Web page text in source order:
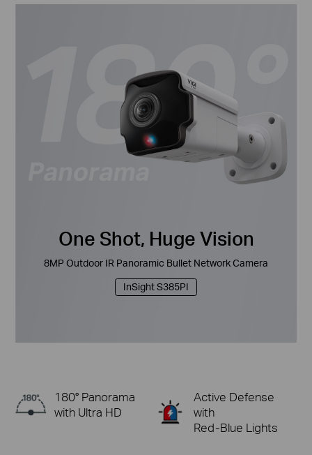
One Shot, Huge Vision
8MP Outdoor IR Panoramic Bullet Network Camera
InSight S385PI
180° Panorama
with Ultra HD
Active Defense
with
Red-Blue Lights